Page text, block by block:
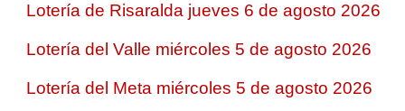
Lotería de Risaralda jueves 6 de agosto 2026
Lotería del Valle miércoles 5 de agosto 2026
Lotería del Meta miércoles 5 de agosto 2026